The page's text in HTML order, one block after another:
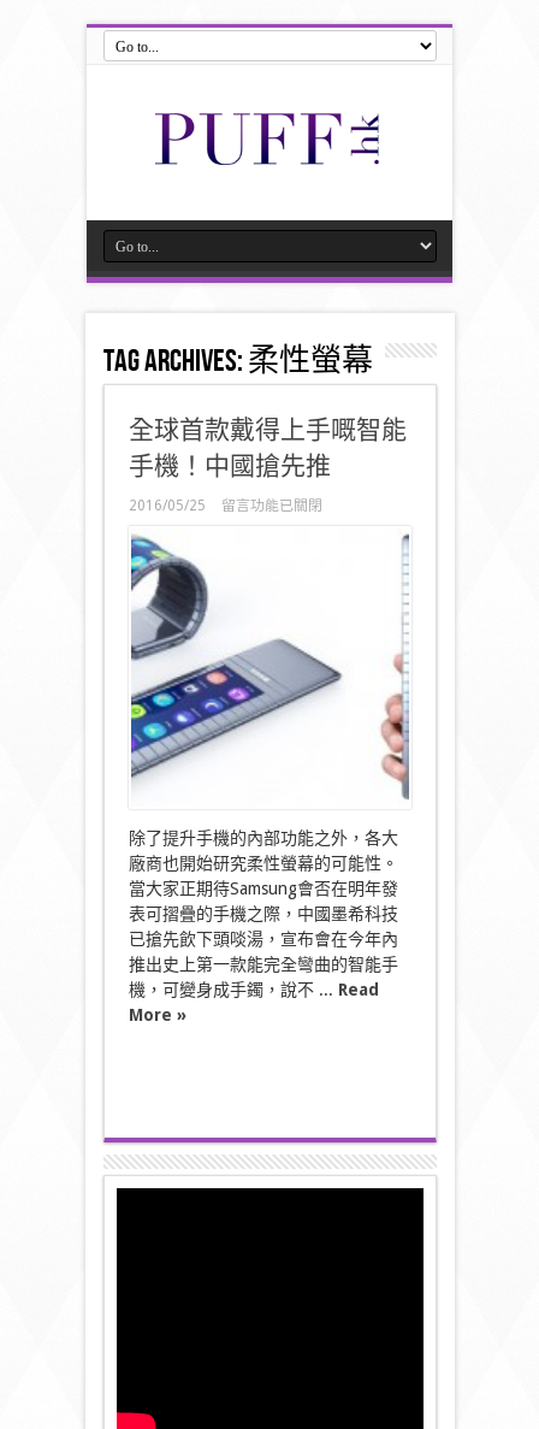
Tag Archives:柔性螢幕
全球首款戴得上手嘅智能
手機！中國搶先推
2016/05/25
在
手
嘅
智
能
搶
先
推〉
中
留言功能已關閉
除了提升手機的內部功能之外，各大
廠商也開始研究柔性螢幕的可能性。
當大家正期待Samsung會否在明年發
表可摺疊的手機之際，中國墨希科技
已搶先飲下頭啖湯，宣布會在今年內
推出史上第一款能完全彎曲的智能手
機，可變身成手鐲，說不 ... Read
More »